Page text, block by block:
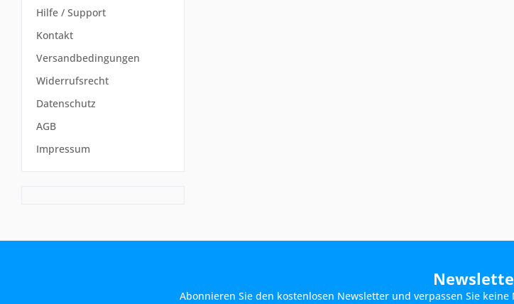
Hilfe / Support
Kontakt
Versandbedingungen
Widerrufsrecht
Datenschutz
AGB
Impressum
Abonnieren Sie den kostenlosen Newsletter und verpassen Sie